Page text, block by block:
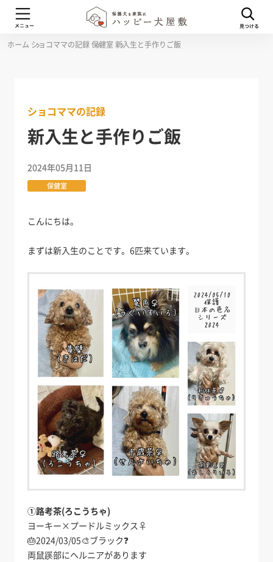
ホーム ショコママの記録保健室 新入生と手作りご飯
ショコママの記録
新入生と手作りご飯
2024年05月11日
保健室
こんにちは。
まずは新入生のことです。6匹来ています。
①路考茶(ろこうちゃ)
ヨーキー×プードルミックス♀
🎂2024/03/05🎨ブラック❓
両鼠蹊部にヘルニアがあります